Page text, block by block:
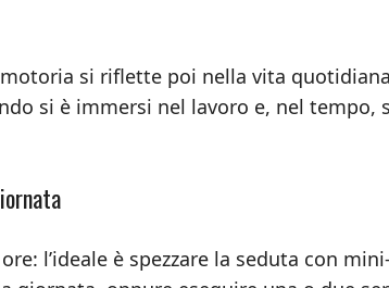
si riflette poi nella vita
si è immersi nel lavoro e, nel
l’ideale è spezzare la seduta con